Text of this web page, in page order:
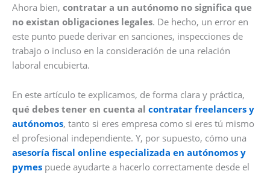
Ahora bien, contratar a un autónomo no significa que
no existan obligaciones legales. De hecho, un error en
este punto puede derivar en sanciones, inspecciones de
trabajo o incluso en la consideración de una relación
laboral encubierta.
En este artículo te explicamos, de forma clara y práctica,
qué debes tener en cuenta al contratar freelancers y
autónomos, tanto si eres empresa como si eres tú mismo
el profesional independiente. Y, por supuesto, cómo una
asesoría fiscal online especializada en autónomos y
pymes puede ayudarte a hacerlo correctamente desde el